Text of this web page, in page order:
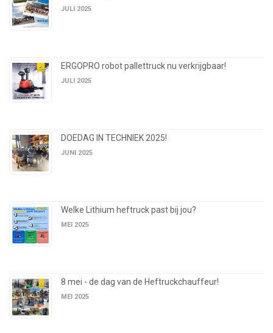
JULI 2025
ERGOPRO robot pallettruck nu verkrijgbaar!
JULI 2025
DOEDAG IN TECHNIEK 2025!
JUNI 2025
Welke Lithium heftruck past bij jou?
MEI 2025
8 mei - de dag van de Heftruckchauffeur!
MEI 2025